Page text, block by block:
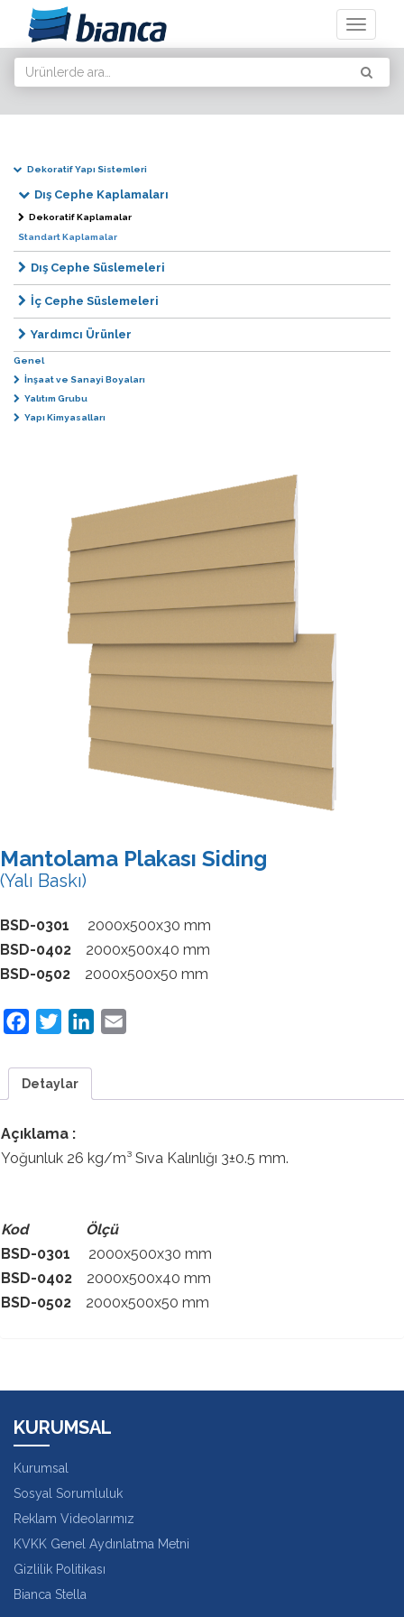
Toggle
Dekoratif Yapı Sistemleri
Dış Cephe Kaplamaları
Dekoratif Kaplamalar
Standart Kaplamalar
Dış Cephe Süslemeleri
İç Cephe Süslemeleri
Yardımcı Ürünler
Genel
İnşaat ve Sanayi Boyaları
Yalıtım Grubu
Yapı Kimyasalları
Mantolama Plakası Siding
(Yalı Baskı)
BSD-0301 2000x500x30 mm
BSD-0402 2000x500x40 mm
BSD-0502 2000x500x50 mm
FacebookTwitterLinkedIn
Detaylar
Açıklama :
Yoğunluk 26 kg/m³ Sıva Kalınlığı 3±0.5 mm.
Kod Ölçü
BSD-0301 2000x500x30 mm
BSD-0402 2000x500x40 mm
BSD-0502 2000x500x50 mm
KURUMSAL
Kurumsal
Sosyal Sorumluluk
Reklam Videolarımız
KVKK Genel Aydınlatma Metni
Gizlilik Politikası
Bianca Stella